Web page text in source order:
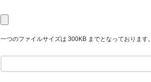
一つのファイルサイズは 300KB までとなっております。